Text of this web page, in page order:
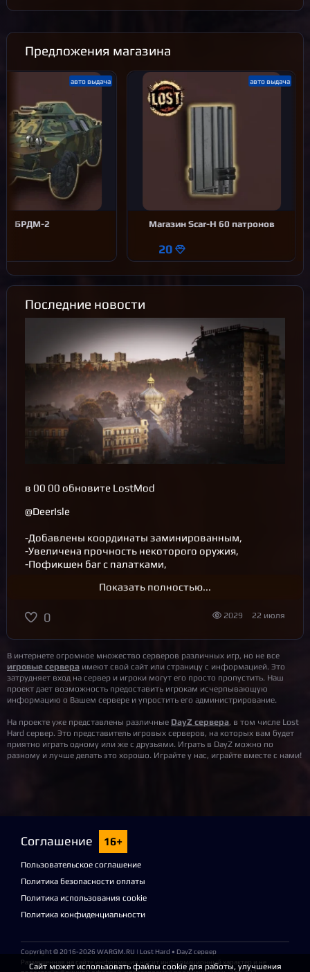
Предложения магазина
aвто выдача
БРДМ-2
aвто выдача
Магазин Scar-H 60 патронов
20
Последние новости
в 00 00 обновите LostMod
@DeerIsle
-Добавлены координаты заминированным,
-Увеличена прочность некоторого оружия,
-Пофикшен баг с палатками,
@Cherno1 @Cherno2 @HARD
Новости из лагеря выживших!
- В лагере появился бывалый дед Артем - он знает,
как выживать в этом мире! Артем поделится
полезными советами по механикам сервера, а
Но не спешите - его советы откроются только после
выполнения нескольких первых сюжетных заданий
в лагере.
найти механика и вернуть старый долг.
Это задание обязательно для всех игроков - оно
восстанавливает цепочку сюжета!,
- После выполнения пары квестов и возвращения в
лагерь, у инженера Виктора откроются задания на
Квест «Темные поставки» полностью удалён.
Показать полностью...
0 2029 22 июля
В интернете огромное множество серверов различных игр, но не все
игровые сервера имеют свой сайт или страницу с информацией. Это
затрудняет вход на сервер и игроки могут его просто пропустить. Наш
проект дает возможность предоставить игрокам исчерпывающую
информацию о Вашем сервере и упростить его администрирование.
На проекте уже представлены различные DayZ сервера, в том числе Lost
Hard сервер. Это представитель игровых серверов, на которых вам будет
приятно играть одному или же с друзьями. Играть в DayZ можно по
разному и лучше делать это хорошо. Играйте у нас, играйте вместе с нами!
Соглашение 16+
Пользовательское соглашение
Политика безопасности оплаты
Политика использования cookie
Политика конфиденциальности
Copyright © 2016-2026 WARGM.RU | Lost Hard • DayZ сервер
Размещенная на сайте информация носит информационный характер и не
Сайт может использовать файлы cookie для работы, улучшения